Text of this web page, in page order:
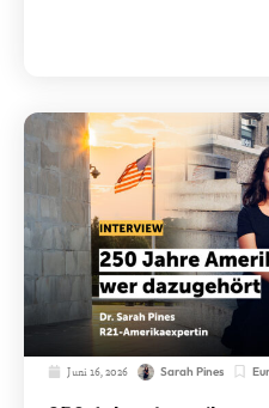
Juni 16, 2026 Sarah Pines